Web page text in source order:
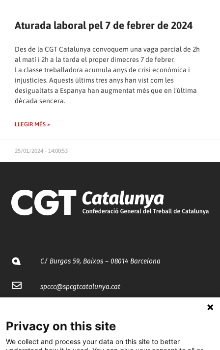
Aturada laboral pel 7 de febrer de 2024
Des de la CGT Catalunya convoquem una vaga parcial de 2h
al matí i 2h a la tarda el proper dimecres 7 de febrer.
La classe treballadora acumula anys de crisi econòmica i
injustícies. Aquests últims tres anys han vist com les
desigualtats a Espanya han augmentat més que en l’última
dècada sencera.
LLEGIR MÉS »
25/01/2024 - 14:00:53
C/ Burgos 59, Baixos – 08014 Barcelona
spccc@spcgtcatalunya.cat
@CGTCatalunya
Privacy on this site
We collect and process your data on this site to better